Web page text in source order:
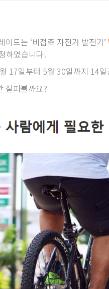
드는 ‘비접촉 자전거 발전기’
하였습니다!
17일부터 5월 30일까지 14
살펴볼까요?